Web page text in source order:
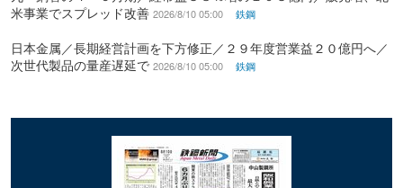
米事業でスプレッド改善 2026/8/10 05:00 鉄鋼
日本金属／長期経営計画を下方修正／２９年度営業益２０億円へ／
次世代製品の量産遅延で 2026/8/10 05:00 鉄鋼